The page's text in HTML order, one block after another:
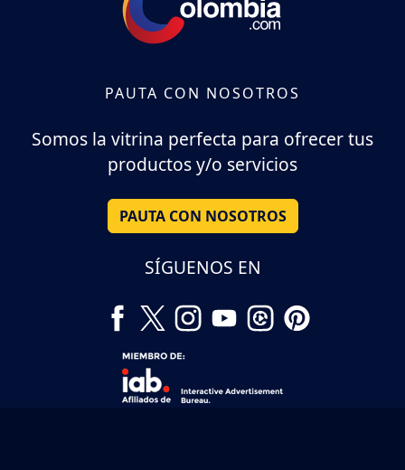
PAUTA CON NOSOTROS
Somos la vitrina perfecta para ofrecer tus
productos y/o servicios
PAUTA CON NOSOTROS
SÍGUENOS EN